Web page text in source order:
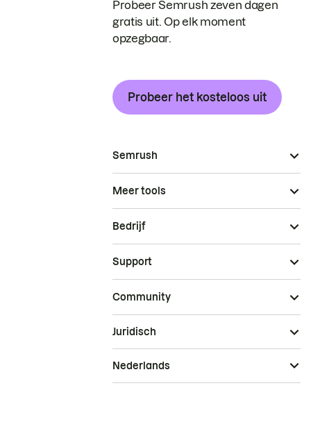
Probeer Semrush zeven dagen
gratis uit. Op elk moment
opzegbaar.
Probeer het kosteloos uit
Semrush
Meer tools
Bedrijf
Support
Community
Juridisch
Nederlands